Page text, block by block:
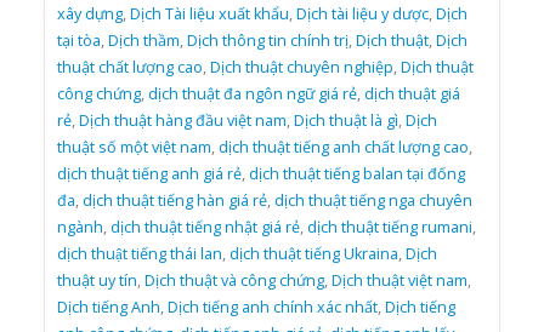
xây dựng,Dịch Tài liệu xuất khẩu,Dịch tài liệu y dược,Dịch
tại tòa,Dịch thầm,Dịch thông tin chính trị,Dịch thuật,Dịch
thuật chất lượng cao,Dịch thuật chuyên nghiệp,Dịch thuật
công chứng,dịch thuật đa ngôn ngữ giá rẻ,dịch thuật giá
rẻ,Dịch thuật hàng đầu việt nam,Dịch thuật là gì,Dịch
thuật số một việt nam,dịch thuật tiếng anh chất lượng cao,
dịch thuật tiếng anh giá rẻ,dịch thuật tiếng balan tại đống
đa,dịch thuật tiếng hàn giá rẻ,dịch thuật tiếng nga chuyên
ngành,dịch thuật tiếng nhật giá rẻ,dịch thuật tiếng rumani,
dịch thuật tiếng thái lan,dịch thuật tiếng Ukraina,Dịch
thuật uy tín,Dịch thuật và công chứng,Dịch thuật việt nam,
Dịch tiếng Anh,Dịch tiếng anh chính xác nhất,Dịch tiếng